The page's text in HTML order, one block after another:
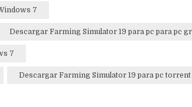
7
Descargar Farming Simulator 19 para pc para pc
7
Descargar Farming Simulator 19 para pc torrent